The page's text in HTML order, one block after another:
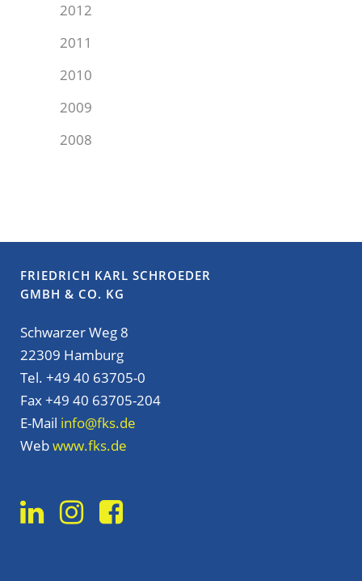
2012
2011
2010
2009
2008
FRIEDRICH KARL SCHROEDER
GMBH & CO. KG
Schwarzer Weg 8
22309 Hamburg
Tel. +49 40 63705-0
Fax +49 40 63705-204
E-Mail info@fks.de
Webwww.fks.de